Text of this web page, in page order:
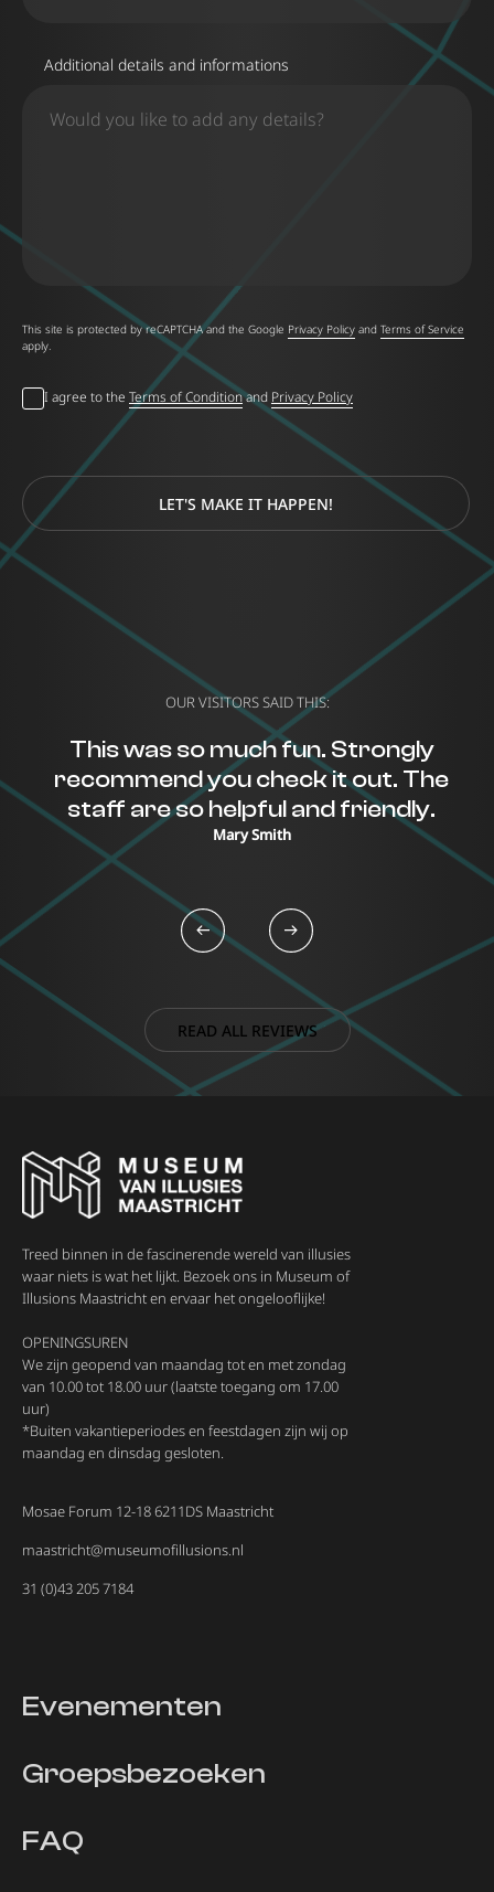
Additional details and informations
This site is protected by reCAPTCHA and the Google Privacy Policy and Terms of Service
apply.
I agree to the Terms of Conditionand Privacy Policy
LET'S MAKE IT HAPPEN!
OUR VISITORS SAID THIS:
This was so much fun. Strongly
recommend you check it out. The
staff are so helpful and friendly.
Mary Smith
READ ALL REVIEWS
Treed binnen in de fascinerende wereld van illusies
waar niets is wat het lijkt. Bezoek ons in Museum of
Illusions Maastricht en ervaar het ongelooflijke!
OPENINGSUREN
We zijn geopend van maandag tot en met zondag
van 10.00 tot 18.00 uur (laatste toegang om 17.00
uur)
*Buiten vakantieperiodes en feestdagen zijn wij op
maandag en dinsdag gesloten.
Mosae Forum 12-18 6211DS Maastricht
maastricht@museumofillusions.nl
31 (0)43 205 7184
Evenementen
Groepsbezoeken
FAQ